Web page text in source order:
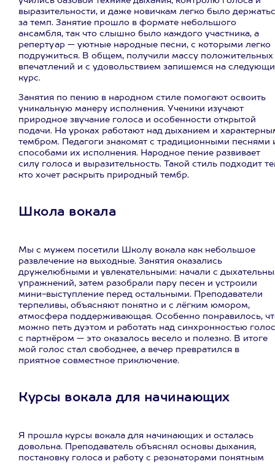
выразительности, и даже новичкам легко было
за темп. Занятие прошло в формате небольшого
ансамбля, так что слышно было каждого участника, а
репертуар — уютные народные песни, с которыми легко
подружиться. В общем, получили массу положительных
впечатлений и с удовольствием запишемся на
курс.
Занятия по пению в народном стиле помогают освоить
уникальную манеру исполнения. Ученики изучают
природное звучание голоса и особенности открытой
подачи. На уроках работают над дыханием и
тембром. Педагоги знакомят с традиционными песнями
способами их исполнения. Народное пение развивает
силу голоса и выразительность. Такой стиль подходит
кто хочет раскрыть природный тембр.
Школа вокала
Мы с мужем посетили Школу вокала как небольшое
развлечение на выходные. Занятия оказались
дружелюбными и увлекательными: начали с
упражнений, затем разобрали пару песен и устроили
мини-выступление перед остальными. Преподаватели
терпеливы, объясняют понятно и с лёгким юмором,
атмосфера поддерживающая. Особенно понравилось,
можно петь дуэтом и работать над синхронностью
с партнёром — это оказалось весело и полезно. В итоге
мой голос стал свободнее, а вечер превратился в
приятное совместное приключение.
Курсы вокала для начинающих
Я прошла курсы вокала для начинающих и осталась
довольна. Преподаватель объяснял основы дыхания,
постановку голоса и работу с резонаторами понятным